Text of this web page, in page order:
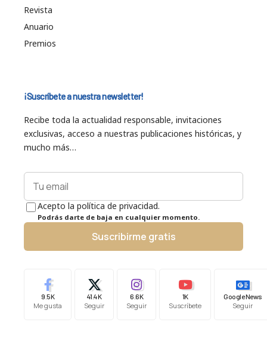
Revista
Anuario
Premios
¡Suscríbete a nuestra newsletter!
Recibe toda la actualidad responsable, invitaciones
exclusivas, acceso a nuestras publicaciones históricas, y
mucho más…
Acepto la política de privacidad.
Podrás darte de baja en cualquier momento.
Suscribirme gratis
9.5K
Me gusta
41.4K
Seguir
6.6K
Seguir
1K
Suscríbete
Google News
Seguir